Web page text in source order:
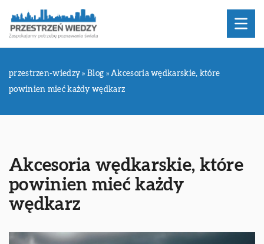
przestrzen-wiedzy »Blog »Akcesoria wędkarskie, które
powinien mieć każdy wędkarz
Akcesoria wędkarskie, które
powinien mieć każdy
wędkarz